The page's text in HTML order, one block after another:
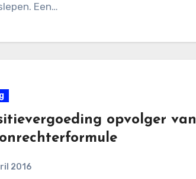
Een…
opvolger van
2016